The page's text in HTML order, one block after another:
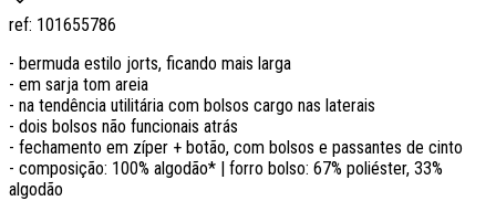
ref: 101655786
- bermuda estilo jorts, ficando mais larga
- em sarja tom areia
- na tendência utilitária com bolsos cargo nas laterais
- dois bolsos não funcionais atrás
- fechamento em zíper + botão, com bolsos e passantes de cinto
- composição: 100% algodão* | forro bolso: 67% poliéster, 33%
algodão